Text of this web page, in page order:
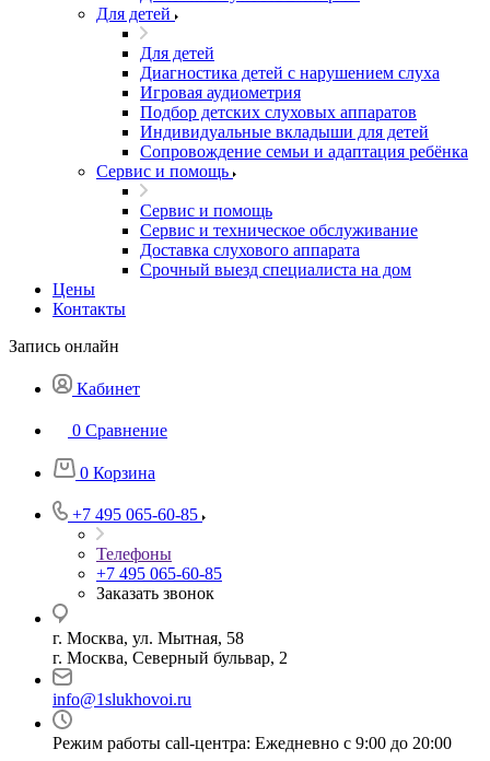
Для детей
Для детей
Диагностика детей с нарушением слуха
Игровая аудиометрия
Подбор детских слуховых аппаратов
Индивидуальные вкладыши для детей
Сопровождение семьи и адаптация ребёнка
Сервис и помощь
Сервис и помощь
Сервис и техническое обслуживание
Доставка слухового аппарата
Срочный выезд специалиста на дом
Цены
Контакты
Запись онлайн
Кабинет
0 Сравнение
0 Корзина
+7 495 065-60-85
Телефоны
+7 495 065-60-85
Заказать звонок
г. Москва, ул. Мытная, 58
г. Москва, Северный бульвар, 2
info@1slukhovoi.ru
Режим работы call-центра: Ежедневно с 9:00 до 20:00